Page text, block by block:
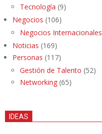
Tecnología (9)
Negocios (106)
Negocios Internacionales
Noticias (169)
Personas (117)
Gestión de Talento (52)
Networking (65)
IDEAS